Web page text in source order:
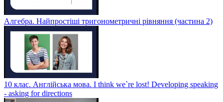
Алгебра. Найпростіші тригонометричні рівняння (частина 2)
10 клас. Англійська мова. I think we`re lost! Developing speaking
- asking for directions